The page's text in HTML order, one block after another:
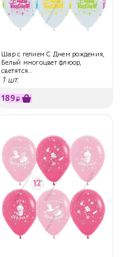
Шар с гелием С Днем рождения,
Белый многоцвет флюор,
светятся...
1 шт.
189₽